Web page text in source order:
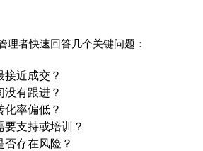
理者快速回答几个关键问题：
接近成交？
没有跟进？
化率偏低？
支持或培训？
存在风险？